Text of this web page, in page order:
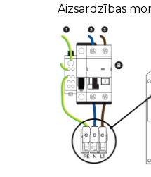
Aizsardzības